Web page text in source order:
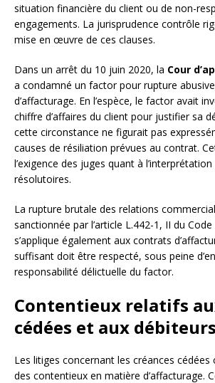
situation financière du client ou de non-
engagements. La jurisprudence contrôle
mise en œuvre de ces clauses.
Dans un arrêt du 10 juin 2020, la Cour
a condamné un factor pour rupture
d’affacturage. En l’espèce, le factor avait
chiffre d’affaires du client pour justifier sa
cette circonstance ne figurait pas
causes de résiliation prévues au contrat.
l’exigence des juges quant à
résolutoires.
La rupture brutale des relations
sanctionnée par l’article L.442-1, II du
s’applique également aux contrats
suffisant doit être respecté, sous peine
responsabilité délictuelle du factor.
Contentieux relatifs
cédées et aux débiteurs
Les litiges concernant les créances
des contentieux en matière d’affacturage.